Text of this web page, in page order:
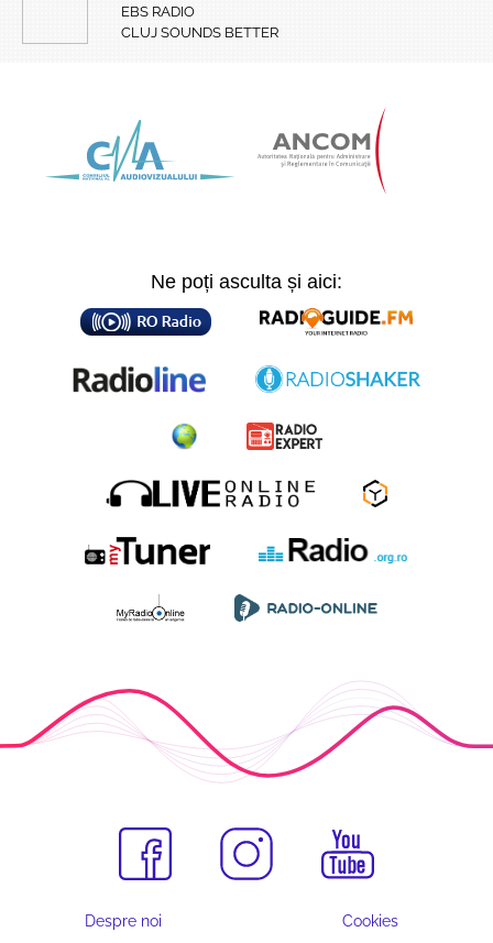
EBS RADIO
CLUJ SOUNDS BETTER
Ne poți asculta și aici:
Despre noi Cookies